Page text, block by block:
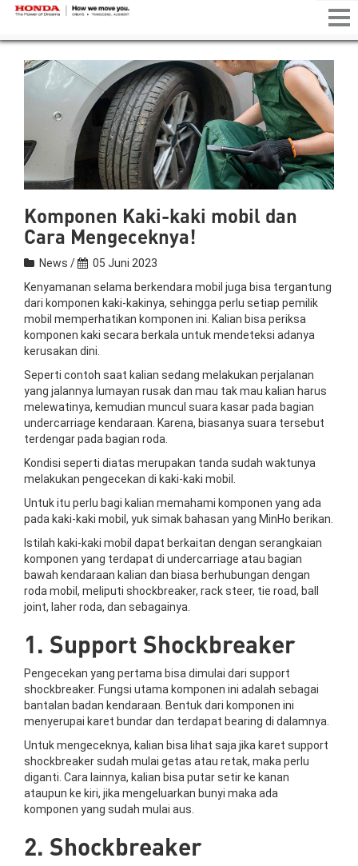
Komponen Kaki-kaki mobil dan
Cara Mengeceknya!
News /
05 Juni 2023
Kenyamanan selama berkendara mobil juga bisa tergantung
dari komponen kaki-kakinya, sehingga perlu setiap pemilik
mobil memperhatikan komponen ini. Kalian bisa periksa
komponen kaki secara berkala untuk mendeteksi adanya
kerusakan dini.
Seperti contoh saat kalian sedang melakukan perjalanan
yang jalannya lumayan rusak dan mau tak mau kalian harus
melewatinya, kemudian muncul suara kasar pada bagian
undercarriage kendaraan. Karena, biasanya suara tersebut
terdengar pada bagian roda.
Kondisi seperti diatas merupakan tanda sudah waktunya
melakukan pengecekan di kaki-kaki mobil.
Untuk itu perlu bagi kalian memahami komponen yang ada
pada kaki-kaki mobil, yuk simak bahasan yang MinHo berikan.
Istilah kaki-kaki mobil dapat berkaitan dengan serangkaian
komponen yang terdapat di undercarriage atau bagian
bawah kendaraan kalian dan biasa berhubungan dengan
roda mobil, meliputi shockbreaker, rack steer, tie road, ball
joint, laher roda, dan sebagainya.
1. Support Shockbreaker
Pengecekan yang pertama bisa dimulai dari support
shockbreaker. Fungsi utama komponen ini adalah sebagai
bantalan badan kendaraan. Bentuk dari komponen ini
menyerupai karet bundar dan terdapat bearing di dalamnya.
Untuk mengeceknya, kalian bisa lihat saja jika karet support
shockbreaker sudah mulai getas atau retak, maka perlu
diganti. Cara lainnya, kalian bisa putar setir ke kanan
ataupun ke kiri, jika mengeluarkan bunyi maka ada
komponen yang sudah mulai aus.
2. Shockbreaker